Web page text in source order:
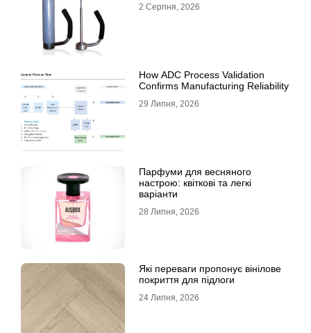
2 Серпня, 2026
How ADC Process Validation
Confirms Manufacturing Reliability
29 Липня, 2026
Парфуми для весняного
настрою: квіткові та легкі
варіанти
28 Липня, 2026
Які переваги пропонує вінілове
покриття для підлоги
24 Липня, 2026